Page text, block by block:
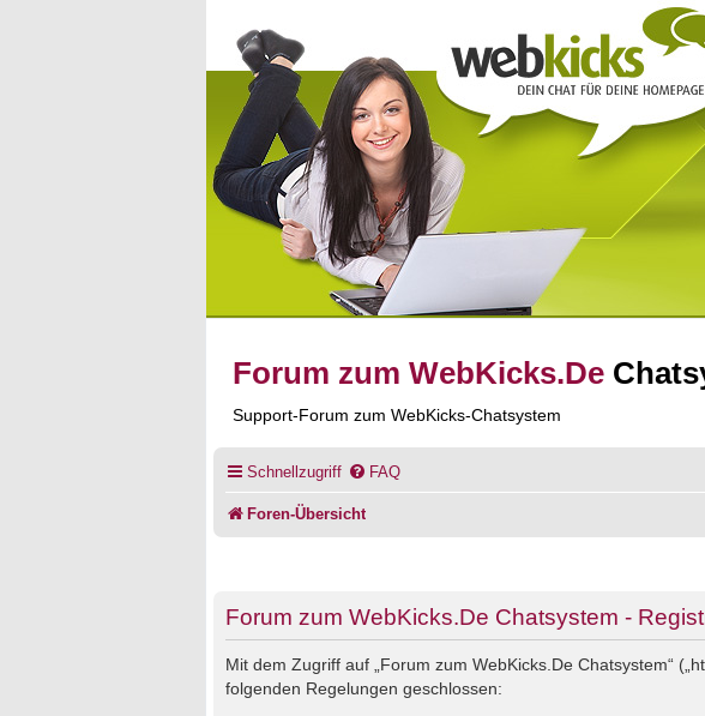
Forum zum WebKicks.De
Support-Forum zum WebKicks-Chatsystem
Schnellzugriff FAQ
Foren-Übersicht
Forum zum WebKicks.De Chatsystem -
Mit dem Zugriff auf „Forum zum WebKicks.De Chatsystem“
folgenden Regelungen geschlossen: